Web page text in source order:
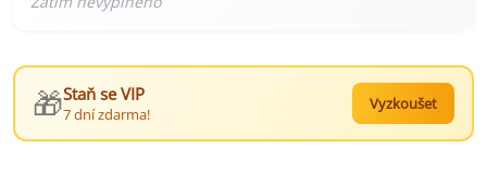
🎁Staň se VIP
7 dní zdarma!
Vyzkoušet